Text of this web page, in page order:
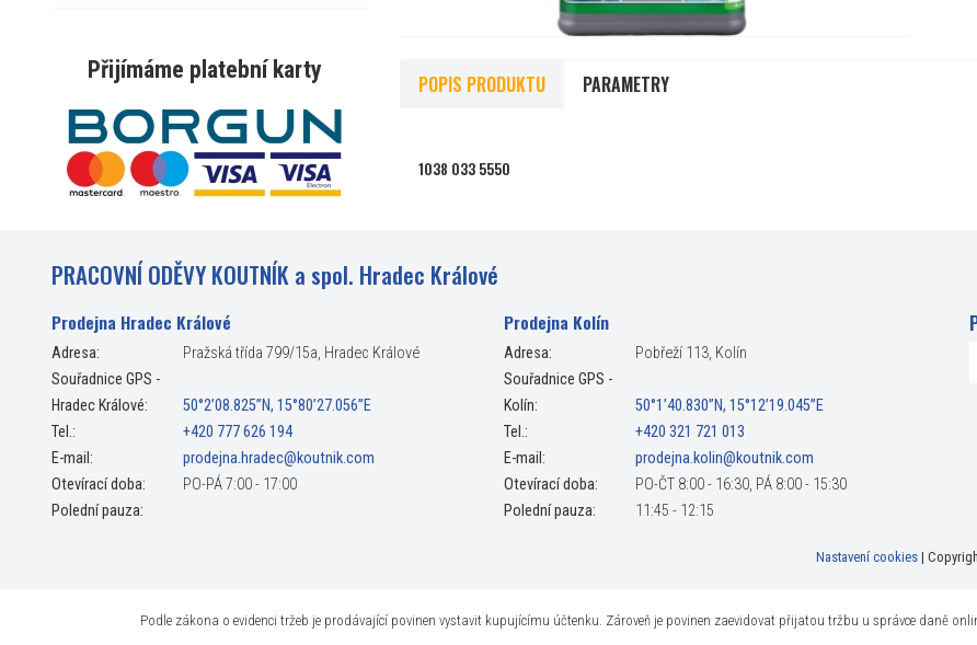
POPIS PRODUKTU PARAMETRY
1038 033 5550
Přijímáme platební karty
PRACOVNÍ ODĚVY KOUTNÍK a spol. Hradec Králové
Prodejna Hradec Králové
Adresa:
Pražská třída 799/15a, Hradec Králové
Souřadnice GPS -
Hradec Králové:
50°2’08.825”N, 15°80’27.056”E
Tel.:
+420 777 626 194
E-mail:
prodejna.hradec@koutnik.com
Otevírací doba:
PO-PÁ 7:00 - 17:00
Polední pauza:
Prodejna Kolín
Adresa:
Pobřeží 113, Kolín
Souřadnice GPS -
Kolín:
50°1’40.830”N, 15°12’19.045”E
Tel.:
+420 321 721 013
E-mail:
prodejna.kolin@koutnik.com
Otevírací doba:
PO-ČT 8:00 - 16:30, PÁ 8:00 - 15:30
Polední pauza:
11:45 - 12:15
Nastavení cookies |
Podle zákona o evidenci tržeb je prodávající povinen vystavit kupujícímu účtenku. Zároveň je povinen zaevidovat přijatou tržbu u správce daně